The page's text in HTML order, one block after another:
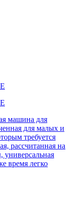
машина для
для малых и
требуется
рассчитанная на
время легко